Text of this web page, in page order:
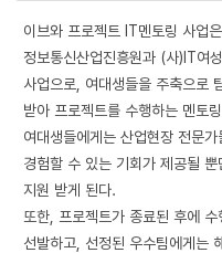
이브와 프로젝트 IT멘토링 사업
정보통신산업진흥원과 (사)IT여
사업으로, 여대생들을 주축으로
받아 프로젝트를 수행하는 멘토
여대생들에게는 산업현장 전문
경험할 수 있는 기회가 제공될
지원 받게 된다.
또한, 프로젝트가 종료된 후에
선발하고, 선정된 우수팀에게는